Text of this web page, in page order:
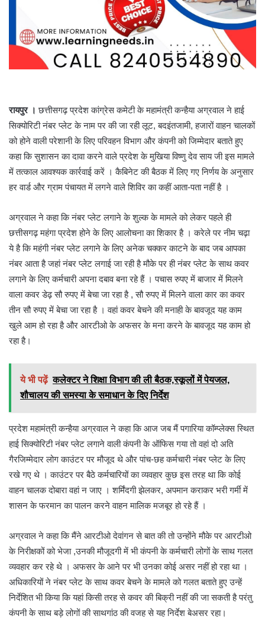
रायपुर । छत्तीसगढ़ प्रदेश कांग्रेस कमेटी के महामंत्री कन्हैया अग्रवाल ने हाई
सिक्योरिटी नंबर प्लेट के नाम पर की जा रही लूट, बदइंतजामी, हजारों वाहन चालकों
को होने वाली परेशानी के लिए परिवहन विभाग और कंपनी को जिम्मेदार बताते हुए
कहा कि सुशासन का दावा करने वाले प्रदेश के मुखिया विष्णु देव साय जी इस मामले
में तत्काल आवश्यक कार्रवाई करें । कैबिनेट की बैठक में लिए गए निर्णय के अनुसार
हर वार्ड और ग्राम पंचायत में लगने वाले शिविर का कहीं आता-पता नहीं है ।
अग्रवाल ने कहा कि नंबर प्लेट लगाने के शुल्क के मामले को लेकर पहले ही
छत्तीसगढ़ महंगा प्रदेश होने के लिए आलोचना का शिकार है । करेले पर नीम चढ़ा
ये है कि महंगी नंबर प्लेट लगाने के लिए अनेक चक्कर काटने के बाद जब आपका
नंबर आता है जहां नंबर प्लेट लगाई जा रही है मौके पर ही नंबर प्लेट के साथ कवर
लगाने के लिए कर्मचारी अपना दबाव बना रहे हैं । पचास रुपए में बाजार में मिलने
वाला कवर डेढ़ सौ रुपए में बेचा जा रहा है , सौ रुपए में मिलने वाला कार का कवर
तीन सौ रुपए में बेचा जा रहा है । वहां कवर बेचने की मनाही के बावजूद यह काम
खुले आम हो रहा है और आरटीओ के अफसर के मना करने के बावजूद यह काम हो
रहा है।
ये भी पढ़ें कलेक्टर ने शिक्षा विभाग की ली बैठक,स्कूलों में पेयजल,
शौचालय की समस्या के समाधान के दिए निर्देश
प्रदेश महामंत्री कन्हैया अग्रवाल ने कहा कि आज जब मैं पगारिया कॉम्प्लेक्स स्थित
हाई सिक्योरिटी नंबर प्लेट लगाने वाली कंपनी के ऑफिस गया तो वहां दो अति
गैरजिम्मेदार लोग काउंटर पर मौजूद थे और पांच-छह कर्मचारी नंबर प्लेट के लिए
रखे गए थे । काउंटर पर बैठे कर्मचारियों का व्यवहार कुछ इस तरह था कि कोई
वाहन चालक दोबारा वहां न जाए । शर्मिंदगी झेलकर, अपमान कराकर भरी गर्मी में
शासन के फरमान का पालन करने वाहन मालिक मजबूर हो रहे हैं ।
अग्रवाल ने कहा कि मैंने आरटीओ देवांगन से बात की तो उन्होंने मौके पर आरटीओ
के निरीक्षकों को भेजा ,उनकी मौजूदगी में भी कंपनी के कर्मचारी लोगों के साथ गलत
व्यवहार कर रहे थे । अफसर के आने पर भी उनका कोई असर नहीं हो रहा था ।
अधिकारियों ने नंबर प्लेट के साथ कवर बेचने के मामले को गलत बताते हुए उन्हें
निर्देशित भी किया कि यहां किसी तरह से कवर की बिक्री नहीं की जा सकती है परंतु
कंपनी के साथ बड़े लोगों की साथगांठ की वजह से यह निर्देश बेअसर रहा।